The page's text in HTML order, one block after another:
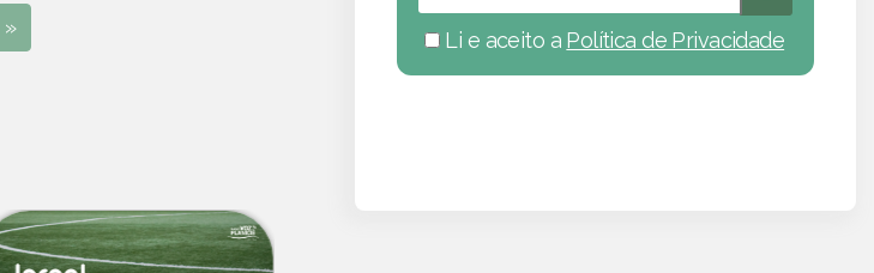
»
Li e aceito a Política de Privacidade